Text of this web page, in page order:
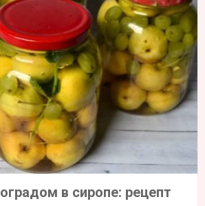
в сиропе: рецепт